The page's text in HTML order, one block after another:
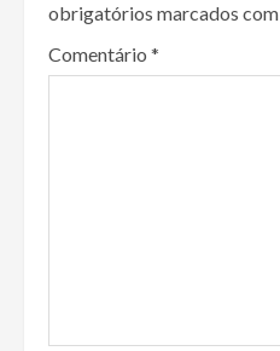
obrigatórios marcados com
Comentário *